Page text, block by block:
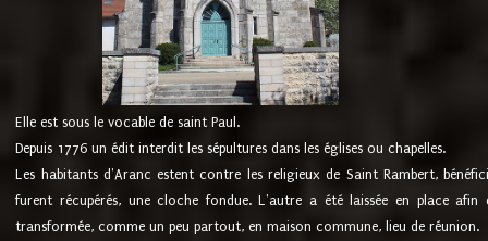
Elle est sous le vocable de saint Paul.
Depuis 1776 un édit interdit les sépultures dans les églises ou chapelles.
Les habitants d'Aranc estent contre les religieux de Saint Rambert,
furent récupérés, une cloche fondue. L'autre a été laissée en place
transformée, comme un peu partout, en maison commune, lieu de réunion.